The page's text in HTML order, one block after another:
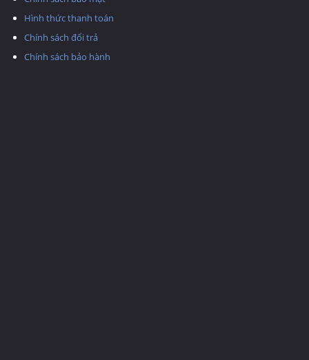
Hình thức thanh toán
Chính sách đổi trả
Chính sách bảo hành